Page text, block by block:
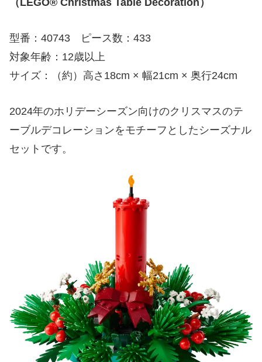
（LEGO® Christmas Table Decoration）
型番：40743 ピース数：433
対象年齢：12歳以上
サイズ：（約）高さ18cm × 幅21cm × 奥行24cm
2024年のホリデーシーズン向けのクリスマスのテ
ーブルデコレーションをモチーフとしたシーズナル
セットです。